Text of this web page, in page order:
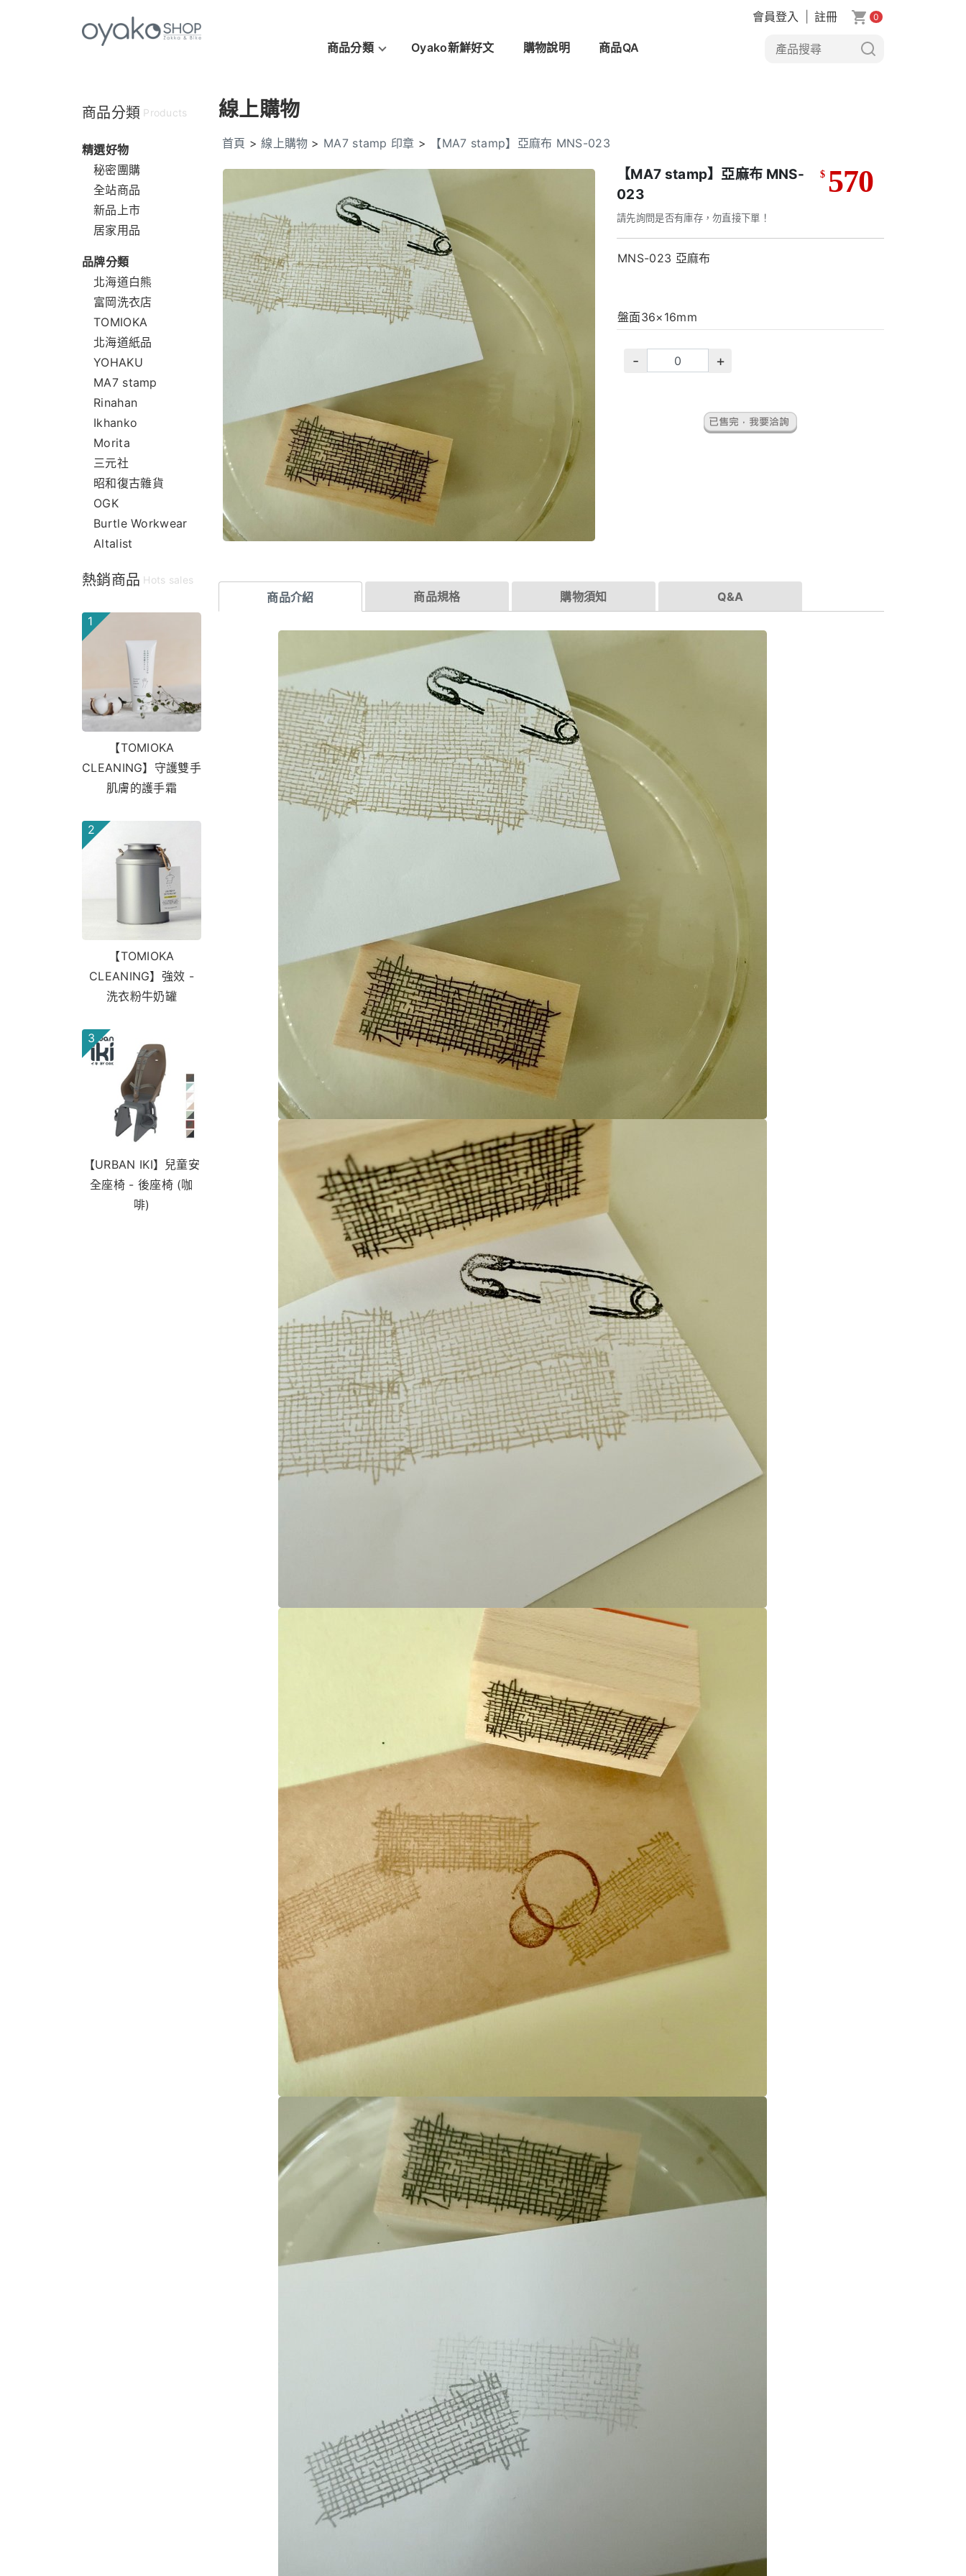
商品分類 Oyako新鮮好文 購物說明 商品QA
會員登入 註冊 0
商品分類 Products
精選好物
秘密團購
全站商品
新品上市
居家用品
品牌分類
北海道白熊
富岡洗衣店
TOMIOKA
北海道紙品
YOHAKU
MA7 stamp
Rinahan
Ikhanko
Morita
三元社
昭和復古雜貨
OGK
Burtle Workwear
Altalist
熱銷商品 Hots sales
1
【TOMIOKA
CLEANING】守護雙手
肌膚的護手霜
2
【TOMIOKA
CLEANING】強效 -
洗衣粉牛奶罐
3
【URBAN IKI】兒童安
全座椅 - 後座椅 (咖
啡)
線上購物
首頁 >線上購物 > MA7 stamp 印章 > 【MA7 stamp】亞麻布 MNS-023
【MA7 stamp】亞麻布 MNS-
023
請先詢問是否有庫存，勿直接下單！
$ 570
MNS-023 亞麻布
盤面36×16mm
- +
商品介紹 商品規格 購物須知 Q&A